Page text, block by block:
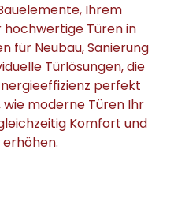
Ihrem
Türen in
für Neubau, Sanierung
Türlösungen, die
perfekt
wie moderne Türen Ihr
Komfort und